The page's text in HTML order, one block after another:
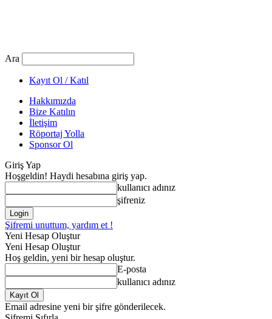
Ara
Kayıt Ol / Katıl
Hakkımızda
Bize Katılın
İletişim
Röportaj Yolla
Sponsor Ol
Giriş Yap
Hoşgeldin! Haydi hesabına giriş yap.
kullanıcı adınız
şifreniz
Şifremi unuttum, yardım et !
Yeni Hesap Oluştur
Yeni Hesap Oluştur
Hoş geldin, yeni bir hesap oluştur.
E-posta
kullanıcı adınız
Email adresine yeni bir şifre gönderilecek.